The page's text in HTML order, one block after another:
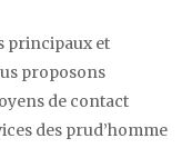
principaux et
proposons
de contact
des prud’homme